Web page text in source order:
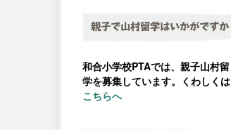
親子で山村留学はいかがですか
和合小学校PTAでは、親子山村留
学を募集しています。くわしくは
こちらへ